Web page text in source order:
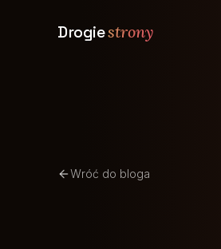
Drogiestrony
Wróć do bloga